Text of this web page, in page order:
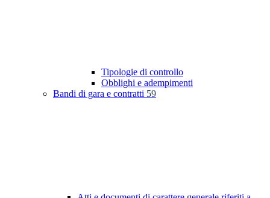
Tipologie di controllo
Obblighi e adempimenti
Bandi di gara e contratti 59